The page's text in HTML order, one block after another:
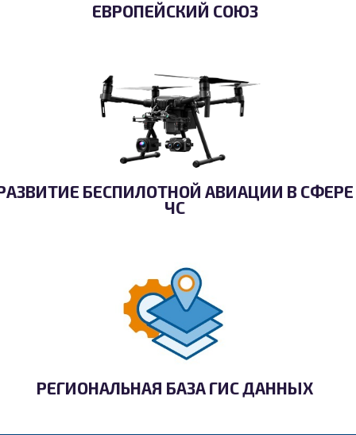
ЕВРОПЕЙСКИЙ СОЮЗ
БЕСПИЛОТНОЙ АВИАЦИИ В СФЕРЕ
ЧС
РЕГИОНАЛЬНАЯ БАЗА ГИС ДАННЫХ